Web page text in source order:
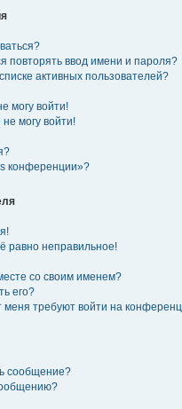
повторять ввод имени и пароля?
активных пользователей?
могу войти!
могу войти!
конференции»?
равно неправильное!
со своим именем?
его?
меня требуют войти на
сообщение?